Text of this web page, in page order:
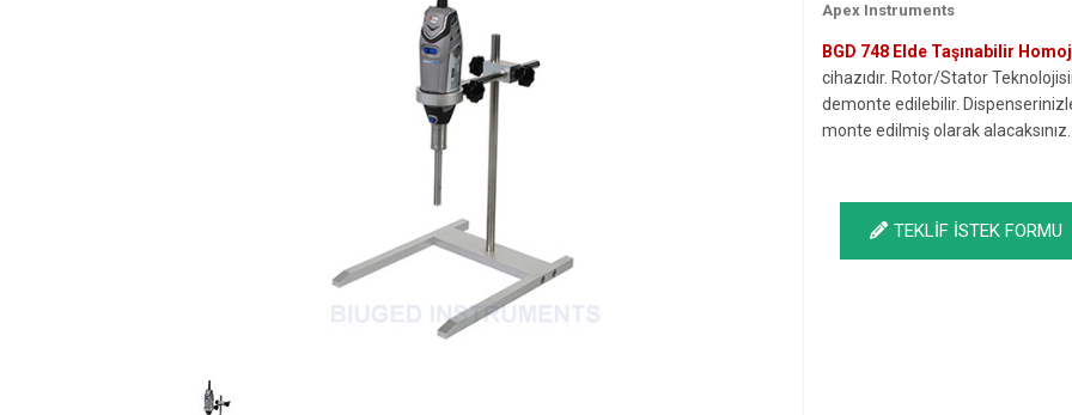
Apex Instruments
BGD 748 Elde Taşınabilir
cihazıdır. Rotor/Stator
demonte edilebilir.
monte edilmiş olarak alacaksınız.
TEKLİF İSTEK FORMU